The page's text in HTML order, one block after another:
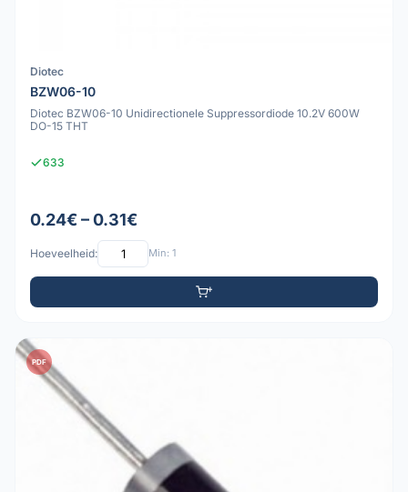
Diotec
BZW06-10
Diotec BZW06-10 Unidirectionele Suppressordiode 10.2V 600W
DO-15 THT
633
0.24€ – 0.31€
Hoeveelheid: Min: 1
PDF